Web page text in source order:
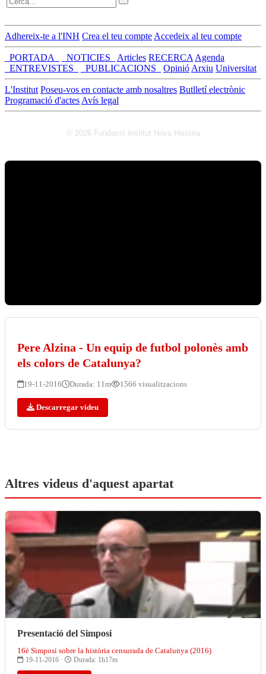
Adhereix-te a l'INH Crea el teu compte Accedeix al teu compte
_PORTADA_ _NOTICIES_ Articles RECERCA Agenda
_ENTREVISTES_
_PUBLICACIONS_ Opinió Arxiu Universitat
L'Institut Poseu-vos en contacte amb nosaltres Butlletí electrònic
Programació d'actes Avís legal
© 2026 Fundació Institut Nova Història
Pere Alzina - Un equip de futbol polonès amb
els colors de Catalunya?
19-11-2016 Durada: 11m 1566 visualitzacions
Descarregar videu
Altres videus d'aquest apartat
Presentació del Simposi
16è Simposi sobre la història censurada de Catalunya (2016)
19-11-2016 · Durada: 1h17m